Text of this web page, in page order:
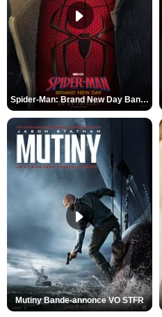
Spider-Man: Brand New Day Bande-annonce VO STFR
Mutiny Bande-annonce VO STFR